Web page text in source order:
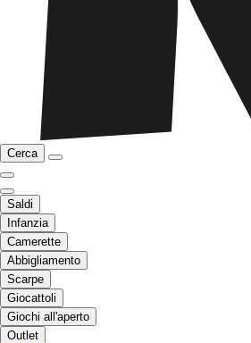
Cerca
Saldi
Infanzia
Camerette
Abbigliamento
Scarpe
Giocattoli
Giochi all'aperto
Outlet